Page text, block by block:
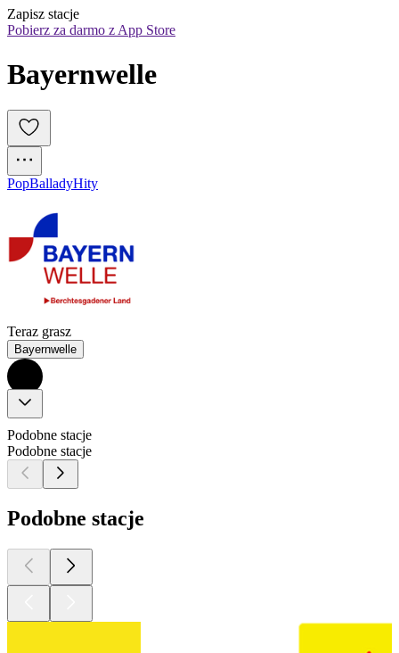
Zapisz stacje
Pobierz za darmo z App Store
Bayernwelle
PopBalladyHity
Teraz grasz
Bayernwelle
Podobne stacje
Podobne stacje
Podobne stacje